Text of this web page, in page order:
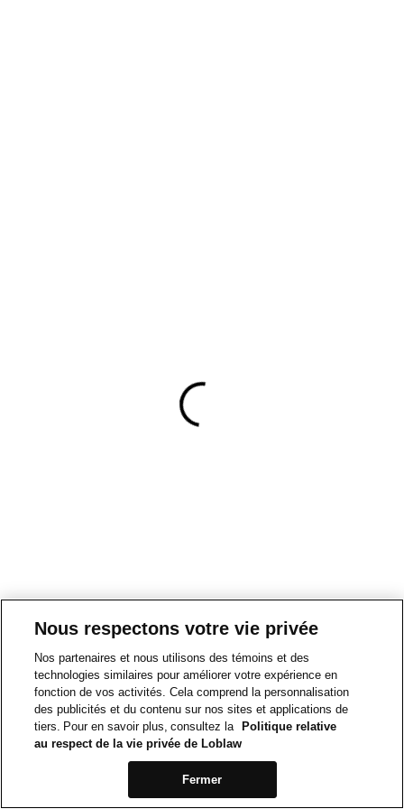
Nous respectons votre vie privée
Nos partenaires et nous utilisons des témoins et des
technologies similaires pour améliorer votre expérience en
fonction de vos activités. Cela comprend la personnalisation
des publicités et du contenu sur nos sites et applications de
tiers. Pour en savoir plus, consultez la
Politique relative
au respect de la vie privée de Loblaw
Fermer